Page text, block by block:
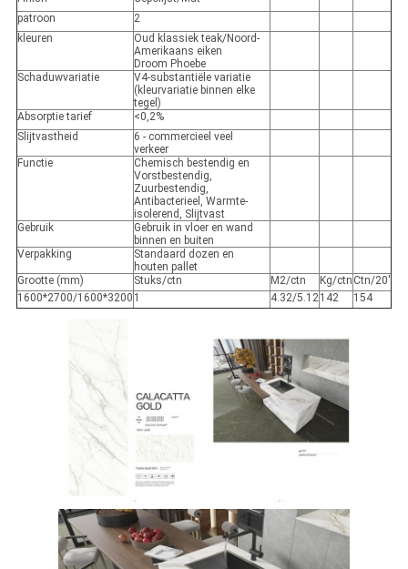
patroon
2
kleuren
Oud klassiek teak/Noord-
Amerikaans eiken
Droom Phoebe
Schaduwvariatie
V4-substantiële variatie
(kleurvariatie binnen elke
tegel)
Absorptie tarief
<0,2%
Slijtvastheid
6 - commercieel veel
verkeer
Functie
Chemisch bestendig en
Vorstbestendig,
Zuurbestendig,
Antibacterieel, Warmte-
isolerend, Slijtvast
Gebruik
Gebruik in vloer en wand
binnen en buiten
Verpakking
Standaard dozen en
houten pallet
Grootte (mm)
Stuks/ctn M2/ctn Kg/ctn Ctn/20'
1600*2700/1600*3200 1 4.32/5.12142 154